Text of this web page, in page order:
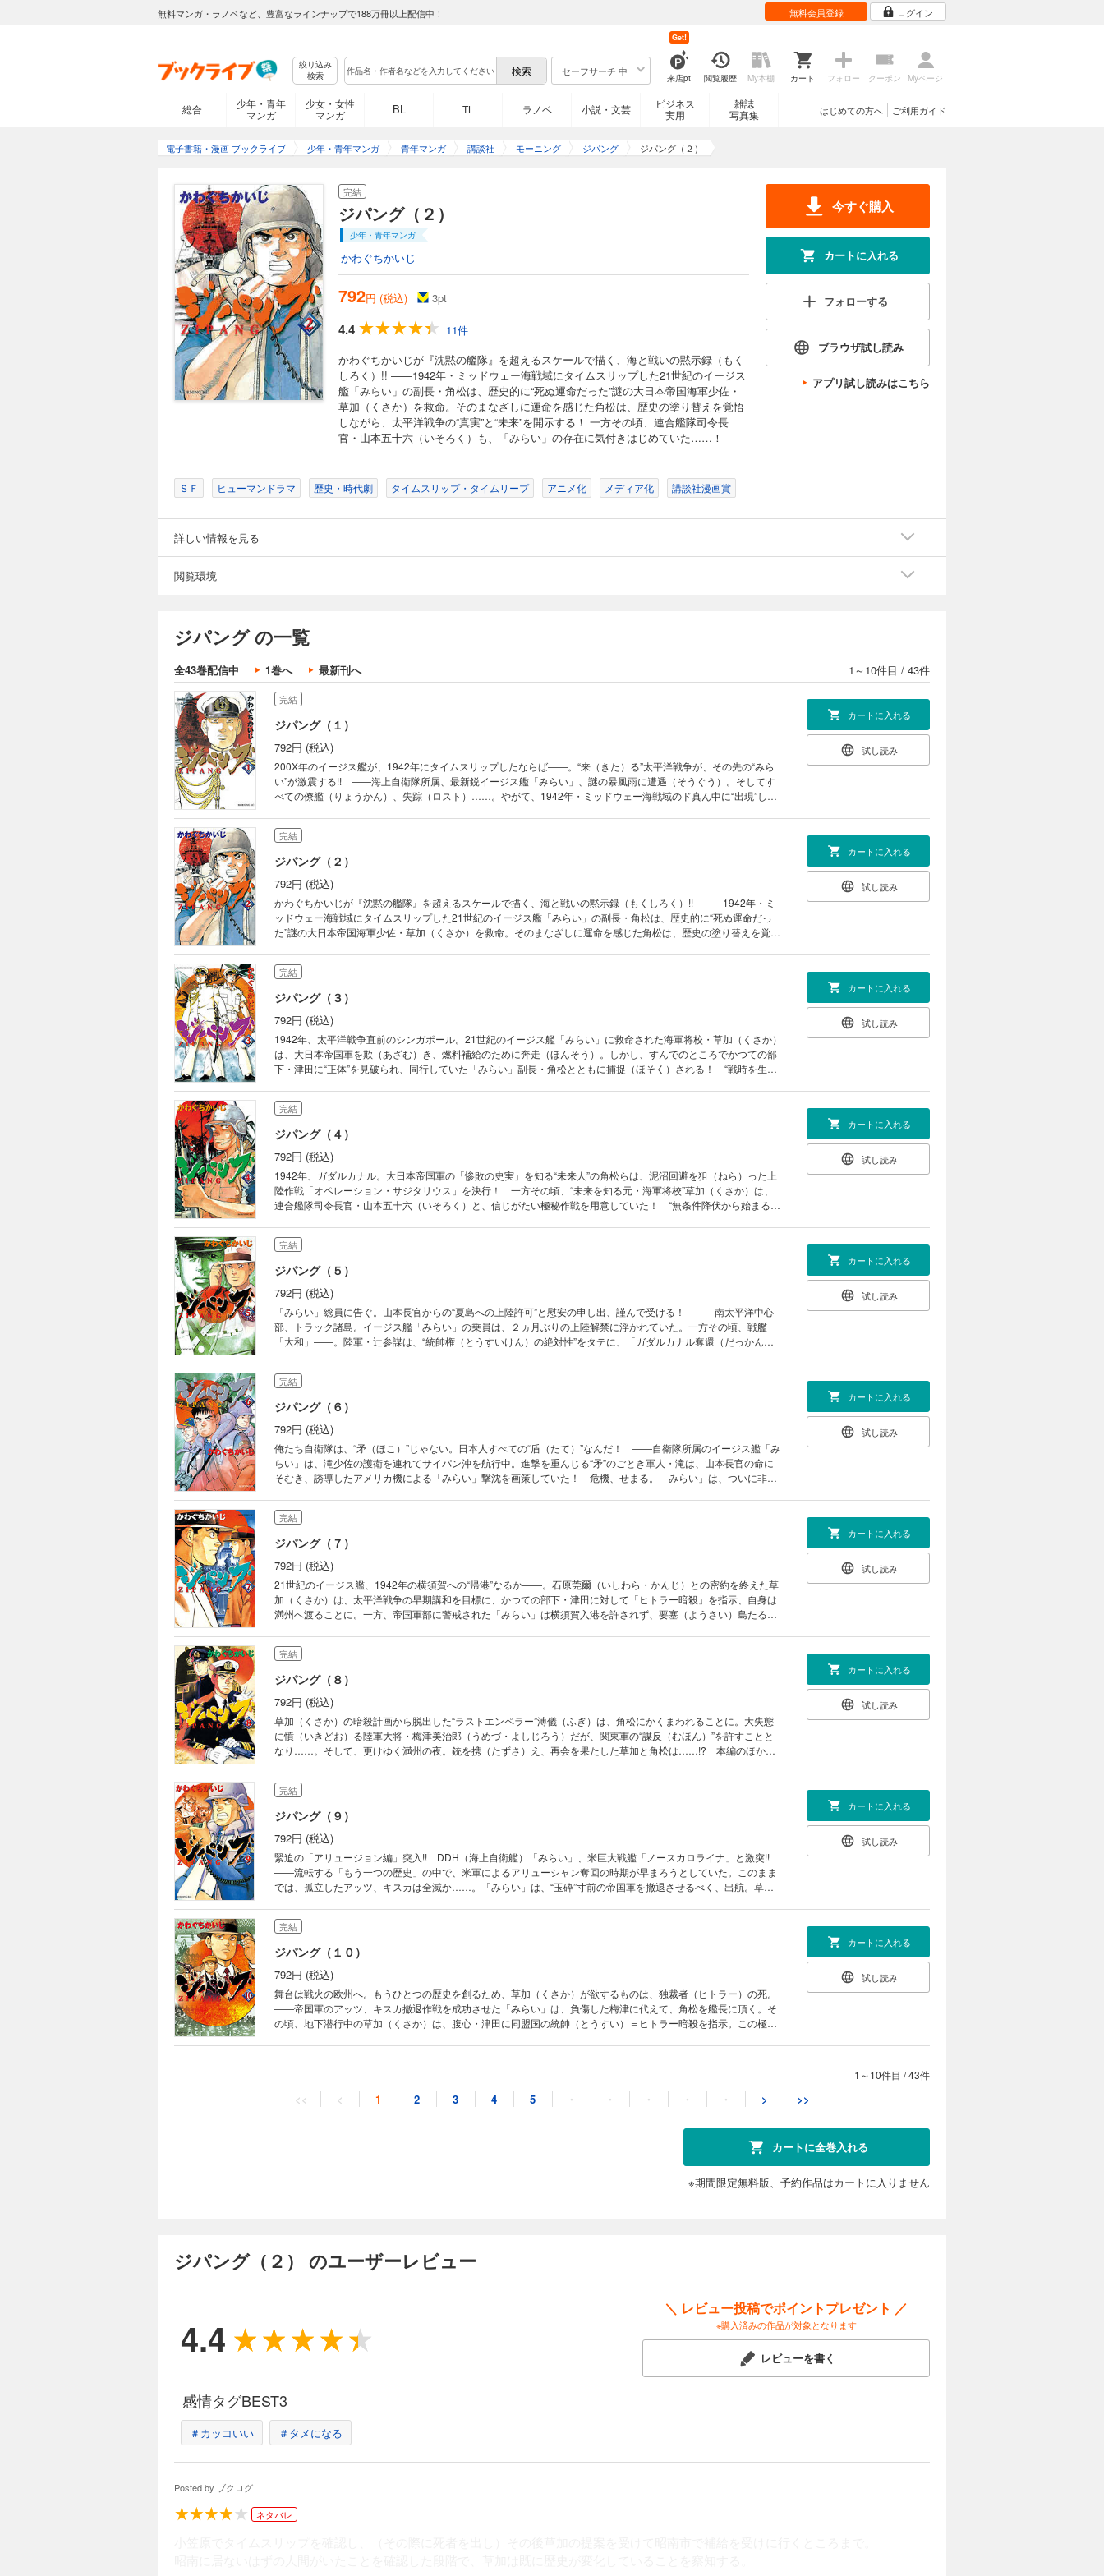
無料マンガ・ラノベなど、豊富なラインナップで188万冊以上配信中！ 無料会員登録 ログイン
絞り込み
検索
セーフサーチ 中
来店pt
Get!
閲覧履歴 My本棚 カート フォロー クーポン Myページ
総合
少年・青年
マンガ
少女・女性
マンガ
BL TL ラノベ 小説・文芸
ビジネス
実用
雑誌
写真集
ご利用ガイド
はじめての方へ
電子書籍・漫画 ブックライブ 少年・青年マンガ 青年マンガ 講談社 モーニング ジパング ジパング（２）
完結
ジパング（２）
少年・青年マンガ
かわぐちかいじ
792円 (税込) 3pt
4.4
11件
かわぐちかいじが『沈黙の艦隊』を超えるスケールで描く、海と戦いの黙示録（もく
しろく）!! ――1942年・ミッドウェー海戦域にタイムスリップした21世紀のイージス
艦「みらい」の副長・角松は、歴史的に“死ぬ運命だった”謎の大日本帝国海軍少佐・
草加（くさか）を救命。そのまなざしに運命を感じた角松は、歴史の塗り替えを覚悟
しながら、太平洋戦争の“真実”と“未来”を開示する！ 一方その頃、連合艦隊司令長
官・山本五十六（いそろく）も、「みらい」の存在に気付きはじめていた……！
今すぐ購入
カートに入れる
フォローする
ブラウザ試し読み
アプリ試し読みはこちら
ＳＦ ヒューマンドラマ 歴史・時代劇 タイムスリップ・タイムリープ アニメ化 メディア化 講談社漫画賞
詳しい情報を見る
閲覧環境
ジパング の一覧
全43巻配信中 1巻へ 最新刊へ 1～10件目 / 43件
完結
ジパング（１）
792円 (税込)
200X年のイージス艦が、1942年にタイムスリップしたならば――。“来（きた）る”太平洋戦争が、その先の“みら
い”が激震する!! ――海上自衛隊所属、最新鋭イージス艦「みらい」、謎の暴風雨に遭遇（そうぐう）。そしてす
べての僚艦（りょうかん）、失踪（ロスト）……。やがて、1942年・ミッドウェー海戦域のド真ん中に“出現”した
受賞。圧倒的なイマジネーションで描き出される、歴史横断超大作！
カートに入れる
試し読み
完結
ジパング（２）
792円 (税込)
かわぐちかいじが『沈黙の艦隊』を超えるスケールで描く、海と戦いの黙示録（もくしろく）!! ――1942年・ミ
ッドウェー海戦域にタイムスリップした21世紀のイージス艦「みらい」の副長・角松は、歴史的に“死ぬ運命だっ
た”謎の大日本帝国海軍少佐・草加（くさか）を救命。そのまなざしに運命を感じた角松は、歴史の塗り替えを覚悟
も、「みらい」の存在に気付きはじめていた……！
カートに入れる
試し読み
完結
ジパング（３）
792円 (税込)
1942年、太平洋戦争直前のシンガポール。21世紀のイージス艦「みらい」に救命された海軍将校・草加（くさか）
は、大日本帝国軍を欺（あざむ）き、燃料補給のために奔走（ほんそう）。しかし、すんでのところでかつての部
下・津田に“正体”を見破られ、同行していた「みらい」副長・角松とともに捕捉（ほそく）される！ “戦時を生き
カートに入れる
試し読み
完結
ジパング（４）
792円 (税込)
1942年、ガダルカナル。大日本帝国軍の「惨敗の史実」を知る“未来人”の角松らは、泥沼回避を狙（ねら）った上
陸作戦「オペレーション・サジタリウス」を決行！ 一方その頃、“未来を知る元・海軍将校”草加（くさか）は、
連合艦隊司令長官・山本五十六（いそろく）と、信じがたい極秘作戦を用意していた！ “無条件降伏から始まる屈
カートに入れる
試し読み
完結
ジパング（５）
792円 (税込)
「みらい」総員に告ぐ。山本長官からの“夏島への上陸許可”と慰安の申し出、謹んで受ける！ ――南太平洋中心
部、トラック諸島。イージス艦「みらい」の乗員は、２ヵ月ぶりの上陸解禁に浮かれていた。一方その頃、戦艦
「大和」――。陸軍・辻参謀は、“統帥権（とうすいけん）の絶対性”をタテに、「ガダルカナル奪還（だっかん）
求するのだが……!?
カートに入れる
試し読み
完結
ジパング（６）
792円 (税込)
俺たち自衛隊は、“矛（ほこ）”じゃない。日本人すべての“盾（たて）”なんだ！ ――自衛隊所属のイージス艦「み
らい」は、滝少佐の護衛を連れてサイパン沖を航行中。進撃を重んじる“矛”のごとき軍人・滝は、山本長官の命に
そむき、誘導したアメリカ機による「みらい」撃沈を画策していた！ 危機、せまる。「みらい」は、ついに非常
収録！
カートに入れる
試し読み
完結
ジパング（７）
792円 (税込)
21世紀のイージス艦、1942年の横須賀への“帰港”なるか――。石原莞爾（いしわら・かんじ）との密約を終えた草
加（くさか）は、太平洋戦争の早期講和を目標に、かつての部下・津田に対して「ヒトラー暗殺」を指示、自身は
満州へ渡ることに。一方、帝国軍部に警戒された「みらい」は横須賀入港を許されず、要塞（ようさい）島たる猿
応じたのは海軍大将・米内光政（よない・みつまさ）だった――。
カートに入れる
試し読み
完結
ジパング（８）
792円 (税込)
草加（くさか）の暗殺計画から脱出した“ラストエンペラー”溥儀（ふぎ）は、角松にかくまわれることに。大失態
に憤（いきどお）る陸軍大将・梅津美治郎（うめづ・よしじろう）だが、関東軍の“謀反（むほん）”を許すことと
なり……。そして、更けゆく満州の夜。銃を携（たずさ）え、再会を果たした草加と角松は……!? 本編のほか、
カートに入れる
試し読み
完結
ジパング（９）
792円 (税込)
緊迫の「アリュージョン編」突入!! DDH（海上自衛艦）「みらい」、米巨大戦艦「ノースカロライナ」と激突!!
――流転する「もう一つの歴史」の中で、米軍によるアリューシャン奪回の時期が早まろうとしていた。このまま
では、孤立したアッツ、キスカは全滅か……。「みらい」は、“玉砕”寸前の帝国軍を撤退させるべく、出航。草加
カートに入れる
試し読み
完結
ジパング（１０）
792円 (税込)
舞台は戦火の欧州へ。もうひとつの歴史を創るため、草加（くさか）が欲するものは、独裁者（ヒトラー）の死。
――帝国軍のアッツ、キスカ撤退作戦を成功させた「みらい」は、負傷した梅津に代えて、角松を艦長に頂く。そ
の頃、地下潜行中の草加（くさか）は、腹心・津田に同盟国の統帥（とうすい）＝ヒトラー暗殺を指示。この極秘
カートに入れる
試し読み
ジパング（１１）
792円 (税込)
再会、衝撃の告白。そして静寂のクライマックス――。舞台は大空襲のベルリンの夜、「グラーフ・ツェッペリ
ン」号謁見（えっけん）を経て、孤高の別荘「ケールシュタインハウス」へ……。総統（ヒトラー）は暗殺者・津
田に微笑みかけ、草加（くさか）は吹雪（ふぶき）の中で津田を待つ。そして草加の腹蔵する“もう一つの訪欧目
カートに入れる
史上初の「核」が、南太平洋、ヨーロッパ、そして満州へ……運命の連鎖を引き起こす!! 連合艦隊の戦線縮小作戦
完結
米軍vs. 「みらい」部隊……“セクションS”始動。太平洋の“謎（リドル）”を排除せよ！ ――濃縮ウランを手に満州
に戻った草加（くさか）は、帝国海軍に捕捉（ほそく）される。しかしその隠密裏（おんみつり）では、石原莞爾
（いしわら・かんじ）が動いていた！ 一方、米海軍内では、謎の艦「みらい」と決着をつけるべく、大規模な秘
密作戦が始動。決戦の海はニューギニア沖、ダンピール海峡……!!
792円 (税込)
1～10件目 /43件
<< < 1 2 3 4 5 ・ ・ ・ ・ ・ > >>
カートに全巻入れる
※期間限定無料版、予約作品はカートに入りません
ジパング（２） のユーザーレビュー
4.4
＼ レビュー投稿でポイントプレゼント ／
※購入済みの作品が対象となります
レビューを書く
感情タグBEST3
＃カッコいい ＃タメになる
Posted by ブクログ
ネタバレ